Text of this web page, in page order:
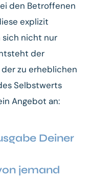
den Betroffenen
explizit
sich nicht nur
der
zu erheblichen
Selbstwerts
Angebot an:
Deiner
jemand